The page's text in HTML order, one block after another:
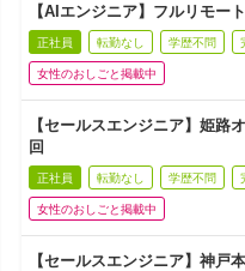
【AIエンジニア】フルリモー
正社員 転勤なし 学歴不問
女性のおしごと掲載中
【セールスエンジニア】姫路
回
正社員 転勤なし 学歴不問
女性のおしごと掲載中
【セールスエンジニア】神戸